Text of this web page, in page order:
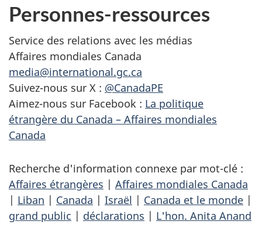
Personnes-ressources
Service des relations avec les médias
Affaires mondiales Canada
media@international.gc.ca
Suivez-nous sur X : @CanadaPE
Aimez-nous sur Facebook : La politique
étrangère du Canada – Affaires mondiales
Canada
Recherche d'information connexe par mot-clé :
Affaires étrangères | Affaires mondiales Canada
| Liban | Canada | Israël | Canada et le monde |
grand public | déclarations | L'hon. Anita Anand